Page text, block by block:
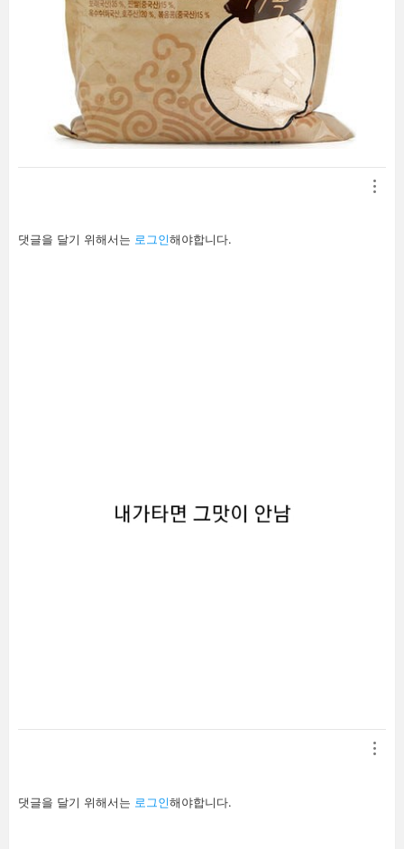
답
글
댓글을 달기 위해서는 로그인해야합니다.
답
글
댓글을 달기 위해서는 로그인해야합니다.